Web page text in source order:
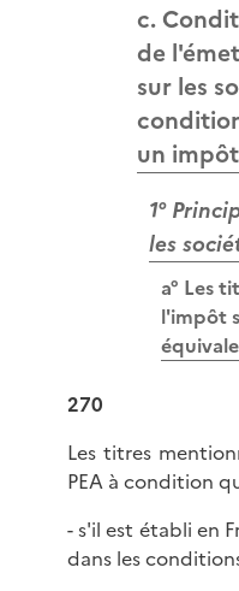
c.
de
sur les
un
1°
les
a° Les
l'impôt
270
Les titres
PEA à condition
- s'il est établi en
dans les